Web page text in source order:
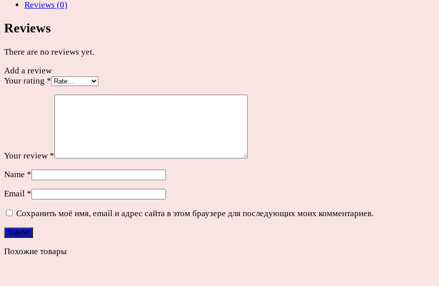
quantityReviews (0)
Reviews
There are no reviews yet.
Add a review
Your rating *
Your review *
Name *
Email *
Сохранить моё имя, email и адрес сайта в этом браузере для последующих моих комментариев.
Похожие товары